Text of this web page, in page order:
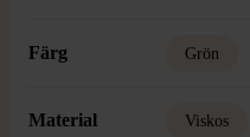
Färg Grön
Material Viskos